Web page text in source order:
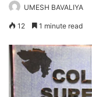
UMESH BAVALIYA
12 1 minute read